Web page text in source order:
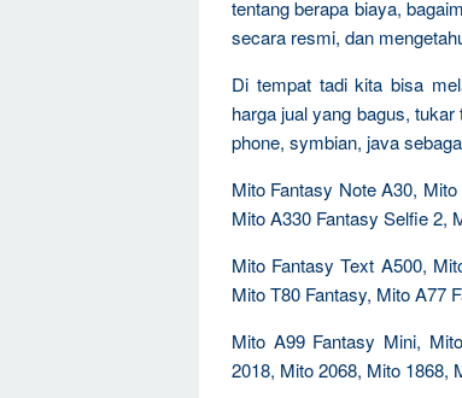
tentang berapa biaya,
secara resmi, dan
Di tempat tadi kita bisa
harga jual yang bagus,
phone, symbian, java
Mito Fantasy Note A30,
Mito A330 Fantasy Selfie 2,
Mito Fantasy Text A500,
Mito T80 Fantasy, Mito A77
Mito A99 Fantasy Mini,
2018, Mito 2068, Mito 1868,